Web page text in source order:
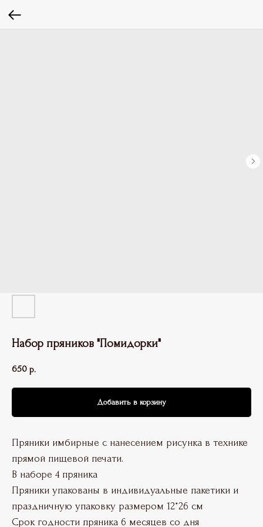
Набор пряников "Помидорки"
650 р.
Добавить в корзину
Пряники имбирные с нанесением рисунка в технике
прямой пищевой печати.
В наборе 4 пряника
Пряники упакованы в индивидуальные пакетики и
праздничную упаковку размером 12*26 см
Срок годности пряника 6 месяцев со дня